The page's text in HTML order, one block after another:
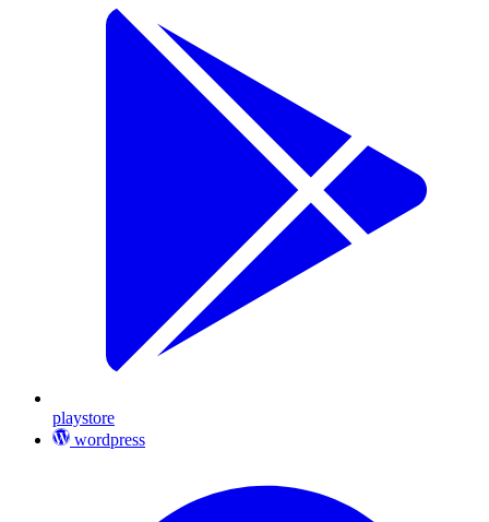
playstore
wordpress